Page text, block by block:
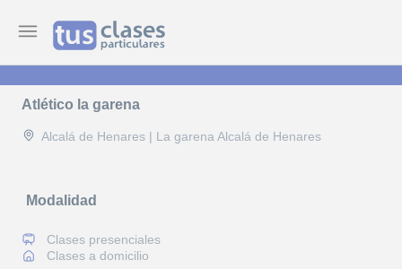
Atlético la garena
Alcalá de Henares | La garena Alcalá de Henares
Modalidad
Clases presenciales
Clases a domicilio